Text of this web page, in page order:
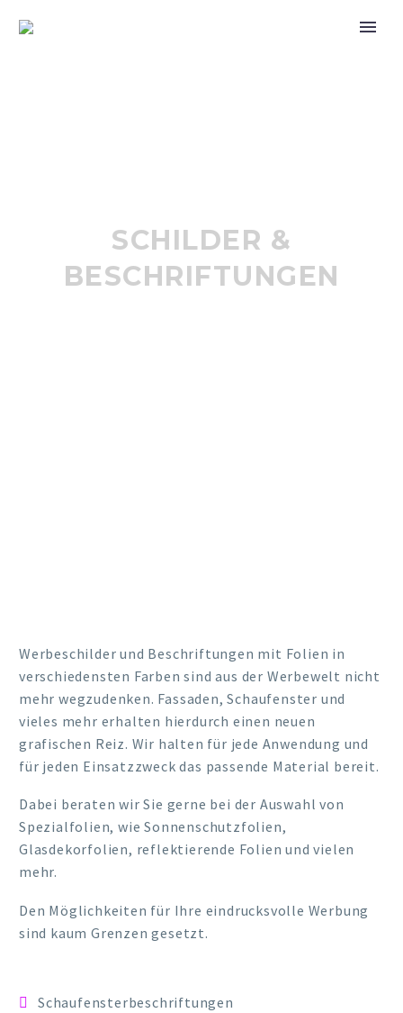
SCHILDER &
BESCHRIFTUNGEN
Werbeschilder und Beschriftungen mit Folien in
verschiedensten Farben sind aus der Werbewelt nicht
mehr wegzudenken. Fassaden, Schaufenster und
vieles mehr erhalten hierdurch einen neuen
grafischen Reiz. Wir halten für jede Anwendung und
für jeden Einsatzzweck das passende Material bereit.
Dabei beraten wir Sie gerne bei der Auswahl von
Spezialfolien, wie Sonnenschutzfolien,
Glasdekorfolien, reflektierende Folien und vielen
mehr.
Den Möglichkeiten für Ihre eindrucksvolle Werbung
sind kaum Grenzen gesetzt.
Schaufensterbeschriftungen